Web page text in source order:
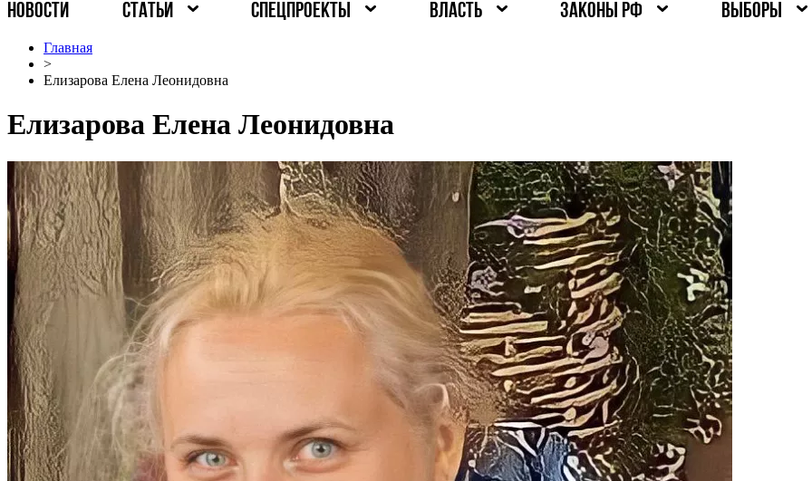
НОВОСТИ СТАТЬИ СПЕЦПРОЕКТЫ ВЛАСТЬ ЗАКОНЫ РФ ВЫБОРЫ
Главная
>
Елизарова Елена Леонидовна
Елизарова Елена Леонидовна